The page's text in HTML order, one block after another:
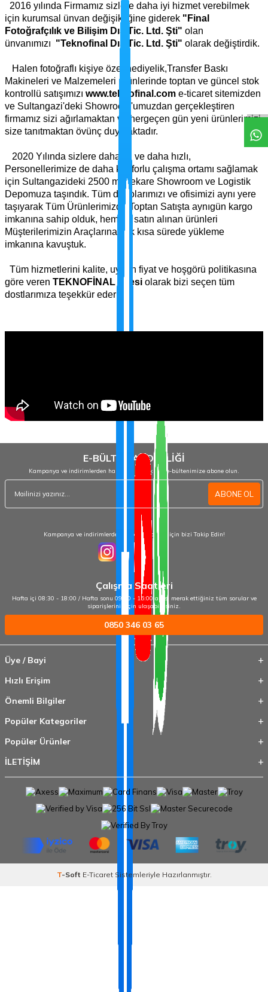
2016 yılında Firmamız sizlere daha iyi hizmet verebilmek
için kurumsal ünvan değişikliğine giderek "Final
Fotoğrafçılık ve Bilişim Dış Tic. Ltd. Şti" olan
ünvanımızı "Teknofinal Dış Tic. Ltd. Şti" olarak değiştirdik.
Halen fotoğraflı kişiye özel hediyelik,Transfer Baskı
Makineleri ve Malzemeleri ürünlerinde toptan ve güncel stok
kontrollü satışımızı www.teknofinal.com e-ticaret sitemizden
ve Sultangazi'deki Showroom'umuzdan gerçekleştiren
firmamız sizi ağırlamaktan ve hergeçen gün yeni ürünlerimizi
size tanıtmaktan övünç duymaktadır.
2020 Yılında sizlere daha iyi ve daha hızlı,
Personellerimize de daha konforlu çalışma ortamı sağlamak
için Sultangazideki 2500 metrekare Showroom ve Logistik
Depomuza taşındık. Tüm depolarımızı ve ofisimizi aynı yere
taşıyarak Tüm Ürünlerimizde Toptan Satışta aynıgün kargo
imkanına sahip olduk, hemde satın alınan ürünleri
Müşterilerimizin Araçlarına çok kısa sürede yükleme
imkanına kavuştuk.
Tüm hizmetlerini kalite, uygun fiyat ve hoşgörü politikasına
göre veren TEKNOFİNAL Ailesi olarak bizi seçen tüm
dostlarımıza teşekkür ederiz.
E-BÜLTEN ABONELİĞİ
Kampanya ve indirimlerden haberdar olmak için e-bültenimize abone olun.
ABONE OL
Kampanya ve indirimlerden haberdar olmak için bizi Takip Edin!
Çalışma Saatleri
Hafta içi 08:30 - 18:00 / Hafta sonu 09:00 - 15:00 arası merak ettiğiniz tüm sorular ve
siparişleriniz için ulaşabilirsiniz.
0850 346 03 65
Üye / Bayi
Hızlı Erişim
Önemli Bilgiler
Popüler Kategoriler
Popüler Ürünler
İLETİŞİM
T-Soft E-TicaretSistemleriyle Hazırlanmıştır.